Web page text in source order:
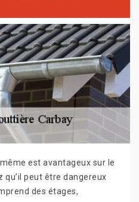
est avantageux sur le
qu’il peut être dangereux
des étages,